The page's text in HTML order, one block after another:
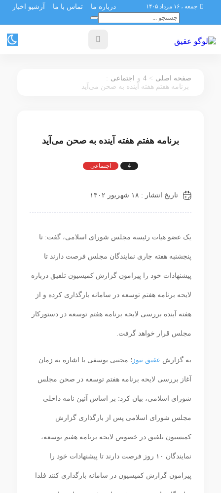
جمعه ، ۱۶ مرداد ۱۴۰۵ درباره ما تماس با ما آرشیو اخبار
صفحه اصلی >
4 و اجتماعی :
برنامه هفتم هفته آینده به صحن می‌آید
برنامه هفتم هفته آینده به صحن می‌آید
4 اجتماعی
تاریخ انتشار : ۱۸ شهریور ۱۴۰۲
یک عضو هیات رئیسه مجلس شورای اسلامی، گفت: تا
پنجشنبه هفته جاری نمایندگان مجلس فرصت دارند تا
پیشنهادات خود را پیرامون گزارش کمیسیون تلفیق درباره
لایحه برنامه هفتم توسعه در سامانه بارگذاری کرده و از
هفته آینده بررسی لایحه برنامه هفتم توسعه در دستورکار
مجلس قرار خواهد گرفت.
به گزارش عقیق نیوز ؛ مجتبی یوسفی با اشاره به زمان
آغاز بررسی لایحه برنامه هفتم توسعه در صحن مجلس
شورای اسلامی، بیان کرد: بر اساس آئین نامه داخلی
مجلس شورای اسلامی پس از بارگذاری گزارش
کمیسیون تلفیق در خصوص لایحه برنامه هفتم توسعه،
نمایندگان ۱۰ روز فرصت دارند تا پیشنهادات خود را
پیرامون گزارش کمیسیون در سامانه بارگذاری کنند فلذا